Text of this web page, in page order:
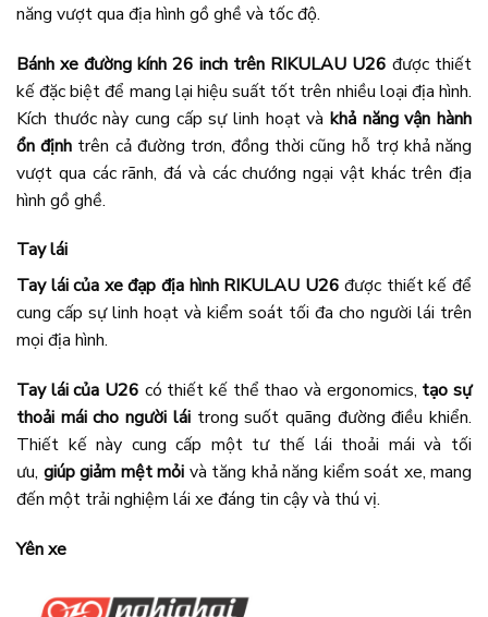
năng vượt qua địa hình gồ ghề và tốc độ.
Bánh xe đường kính 26 inch trên RIKULAU U26 được thiết
kế đặc biệt để mang lại hiệu suất tốt trên nhiều loại địa hình.
Kích thước này cung cấp sự linh hoạt và khả năng vận hành
ổn định trên cả đường trơn, đồng thời cũng hỗ trợ khả năng
vượt qua các rãnh, đá và các chướng ngại vật khác trên địa
hình gồ ghề.
Tay lái
Tay lái của xe đạp địa hình RIKULAU U26 được thiết kế để
cung cấp sự linh hoạt và kiểm soát tối đa cho người lái trên
mọi địa hình.
Tay lái của U26 có thiết kế thể thao và ergonomics, tạo sự
thoải mái cho người láitrong suốt quãng đường điều khiển.
Thiết kế này cung cấp một tư thế lái thoải mái và tối
ưu, giúp giảm mệt mỏi và tăng khả năng kiểm soát xe, mang
đến một trải nghiệm lái xe đáng tin cậy và thú vị.
Yên xe